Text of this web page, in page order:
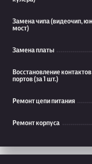
Замена чипа (видеочип,
мост)
Замена платы
Восстановление
портов (за 1 шт.)
Ремонт цепи питания
Ремонт корпуса